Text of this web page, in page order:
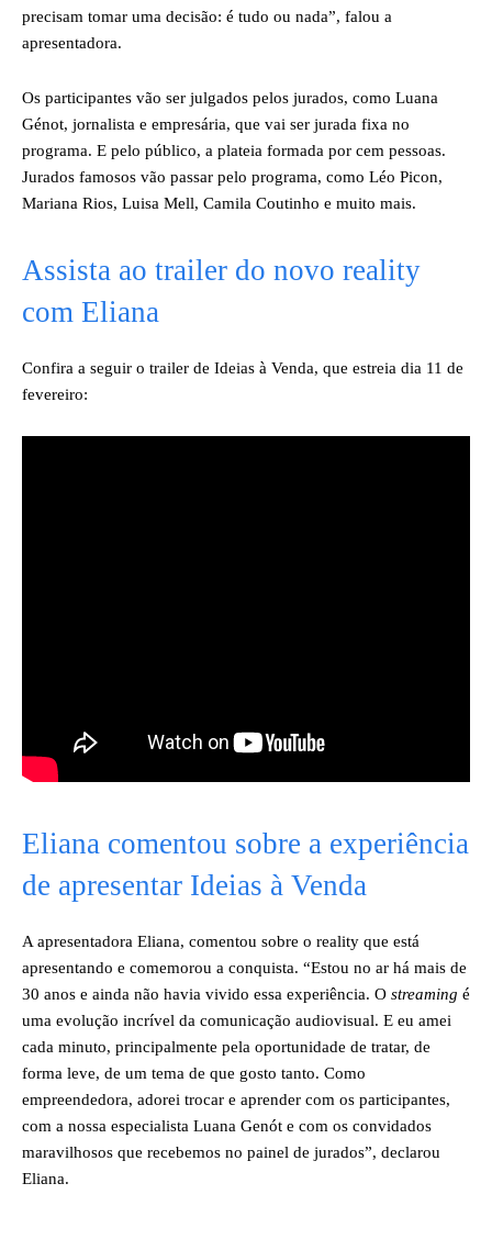
precisam tomar uma decisão: é tudo ou nada”, falou a
apresentadora.
Os participantes vão ser julgados pelos jurados, como Luana
Génot, jornalista e empresária, que vai ser jurada fixa no
programa. E pelo público, a plateia formada por cem pessoas.
Jurados famosos vão passar pelo programa, como Léo Picon,
Mariana Rios, Luisa Mell, Camila Coutinho e muito mais.
Assista ao trailer do novo reality
com Eliana
Confira a seguir o trailer de Ideias à Venda, que estreia dia 11 de
fevereiro:
Eliana comentou sobre a experiência
de apresentar Ideias à Venda
A apresentadora Eliana, comentou sobre o reality que está
apresentando e comemorou a conquista. “Estou no ar há mais de
30 anos e ainda não havia vivido essa experiência. O streaming é
uma evolução incrível da comunicação audiovisual. E eu amei
cada minuto, principalmente pela oportunidade de tratar, de
forma leve, de um tema de que gosto tanto. Como
empreendedora, adorei trocar e aprender com os participantes,
com a nossa especialista Luana Genót e com os convidados
maravilhosos que recebemos no painel de jurados”, declarou
Eliana.